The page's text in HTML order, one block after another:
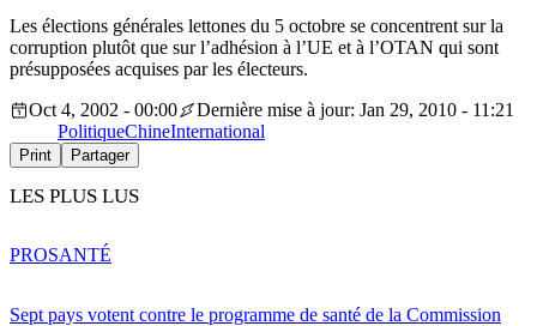
Les élections générales lettones du 5 octobre se concentrent sur la
corruption plutôt que sur l’adhésion à l’UE et à l’OTAN qui sont
présupposées acquises par les électeurs.
Oct 4, 2002 - 00:00
Dernière mise à jour: Jan 29, 2010 - 11:21
PolitiqueChineInternational
Print Partager
LES PLUS LUS
Sept pays votent contre le programme de santé de la Commission
PROSANTÉ